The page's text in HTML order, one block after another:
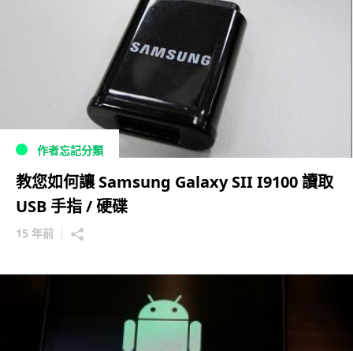
作者忘記分類
教您如何讓 Samsung Galaxy SII I9100 讀取
USB 手指 / 硬碟
15 年前